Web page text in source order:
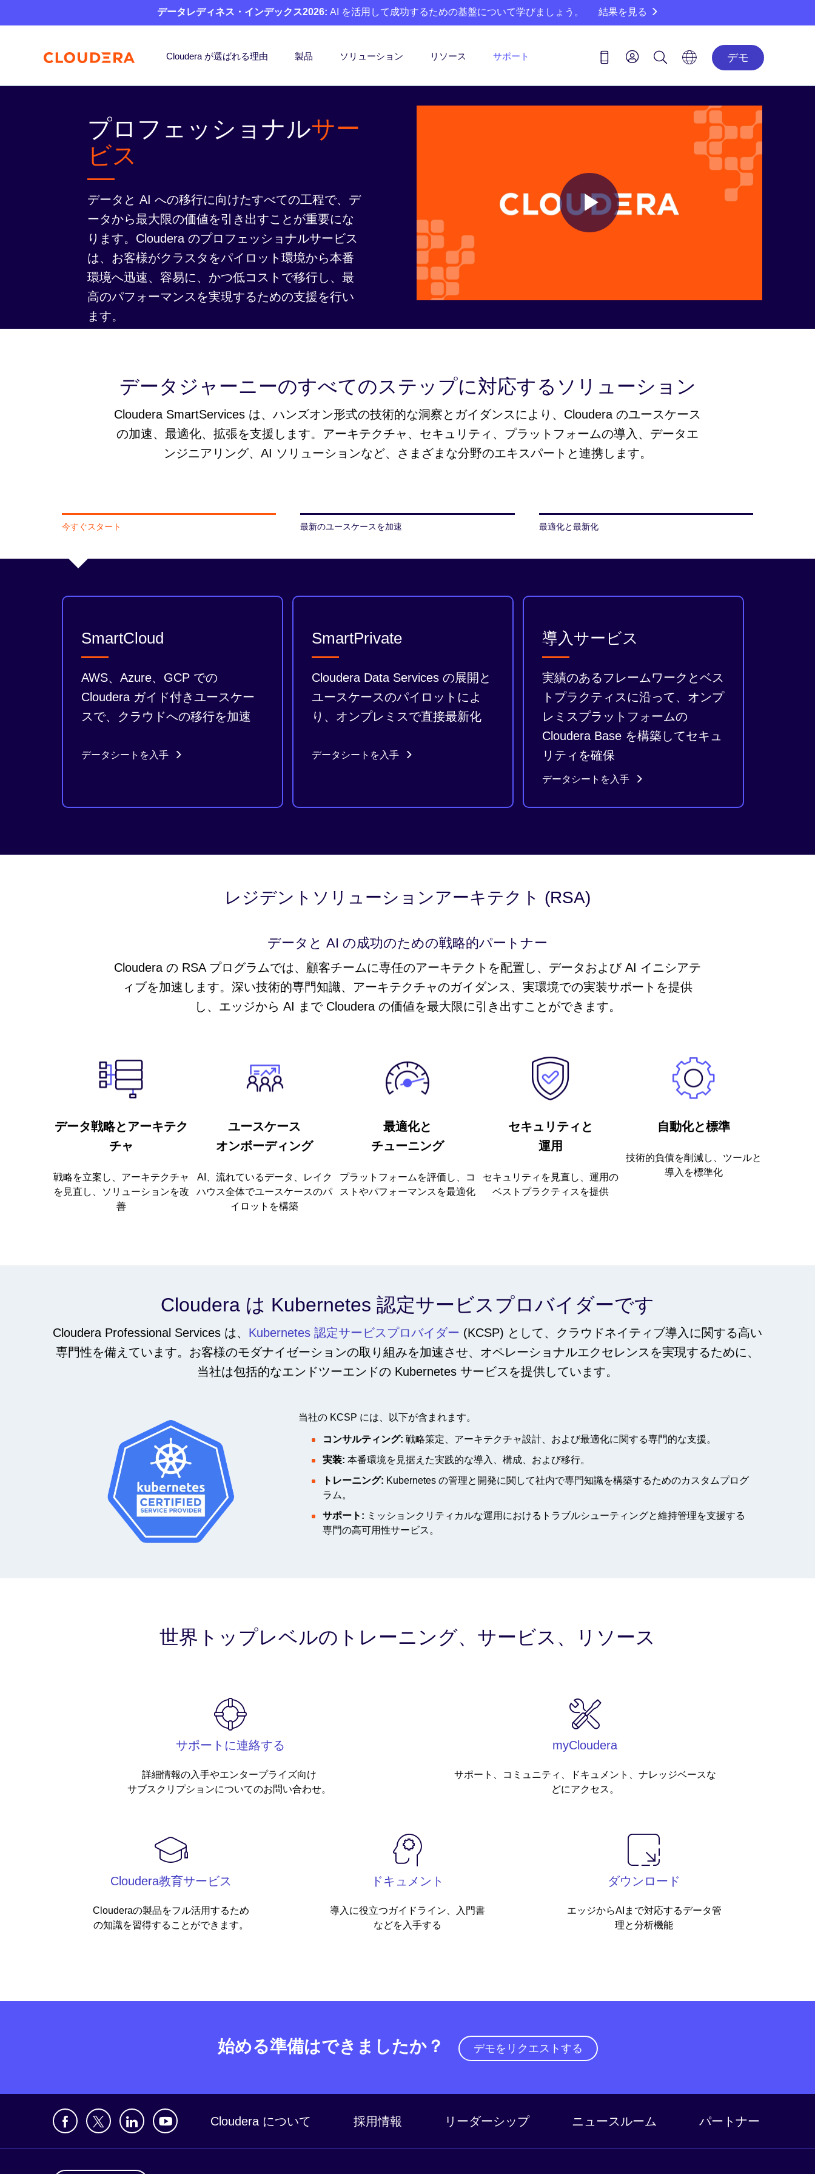
データレディネス・インデックス2026: AI を活用して成功するための基盤について学びましょう。 結果を見る
Cloudera が選ばれる理由 製品 ソリューション リソース サポート デモ
プロフェッショナルサー
ビス
データと AI への移行に向けたすべての工程で、デ
ータから最大限の価値を引き出すことが重要にな
ります。Cloudera のプロフェッショナルサービス
は、お客様がクラスタをパイロット環境から本番
環境へ迅速、容易に、かつ低コストで移行し、最
高のパフォーマンスを実現するための支援を行い
ます。
Play
Video
データジャーニーのすべてのステップに対応するソリューション
Cloudera SmartServices は、ハンズオン形式の技術的な洞察とガイダンスにより、Cloudera のユースケース
の加速、最適化、拡張を支援します。アーキテクチャ、セキュリティ、プラットフォームの導入、データエ
ンジニアリング、AI ソリューションなど、さまざまな分野のエキスパートと連携します。
今すぐスタート 最新のユースケースを加速 最適化と最新化
SmartCloud
AWS、Azure、GCP での
Cloudera ガイド付きユースケー
スで、クラウドへの移行を加速
データシートを入手
SmartPrivate
Cloudera Data Services の展開と
ユースケースのパイロットによ
り、オンプレミスで直接最新化
データシートを入手
導入サービス
実績のあるフレームワークとベス
トプラクティスに沿って、オンプ
レミスプラットフォームの
Cloudera Base を構築してセキュ
リティを確保
データシートを入手
レジデントソリューションアーキテクト (RSA)
データと AI の成功のための戦略的パートナー
Cloudera の RSA プログラムでは、顧客チームに専任のアーキテクトを配置し、データおよび AI イニシアテ
ィブを加速します。深い技術的専門知識、アーキテクチャのガイダンス、実環境での実装サポートを提供
し、エッジから AI まで Cloudera の価値を最大限に引き出すことができます。
データ戦略とアーキテク
チャ
戦略を立案し、アーキテクチャ
を見直し、ソリューションを改
善
ユースケース
オンボーディング
AI、流れているデータ、レイク
ハウス全体でユースケースのパ
イロットを構築
最適化と
チューニング
プラットフォームを評価し、コ
ストやパフォーマンスを最適化
セキュリティと
運用
セキュリティを見直し、運用の
ベストプラクティスを提供
自動化と標準
技術的負債を削減し、ツールと
導入を標準化
Cloudera は Kubernetes 認定サービスプロバイダーです
Cloudera Professional Services は、 Kubernetes 認定サービスプロバイダー (KCSP) として、クラウドネイティブ導入に関する高い
専門性を備えています。お客様のモダナイゼーションの取り組みを加速させ、オペレーショナルエクセレンスを実現するために、
当社は包括的なエンドツーエンドの Kubernetes サービスを提供しています。
当社の KCSP には、以下が含まれます。
コンサルティング: 戦略策定、アーキテクチャ設計、および最適化に関する専門的な支援。
実装: 本番環境を見据えた実践的な導入、構成、および移行。
トレーニング: Kubernetes の管理と開発に関して社内で専門知識を構築するためのカスタムプログ
ラム。
サポート: ミッションクリティカルな運用におけるトラブルシューティングと維持管理を支援する
専門の高可用性サービス。
世界トップレベルのトレーニング、サービス、リソース
サポートに連絡する
詳細情報の入手やエンタープライズ向け
サブスクリプションについてのお問い合わせ。
myCloudera
サポート、コミュニティ、ドキュメント、ナレッジベースな
どにアクセス。
Cloudera教育サービス
Clouderaの製品をフル活用するため
の知識を習得することができます。
ドキュメント
導入に役立つガイドライン、入門書
などを入手する
ダウンロード
エッジからAIまで対応するデータ管
理と分析機能
始める準備はできましたか？ デモをリクエストする
Cloudera について 採用情報 リーダーシップ ニュースルーム パートナー